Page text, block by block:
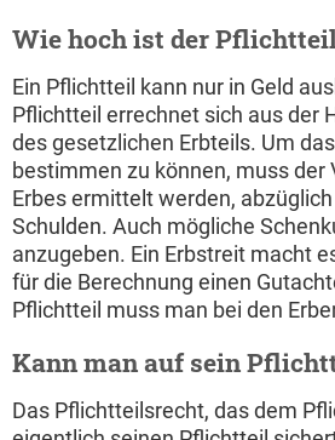
Wie hoch ist der
Ein Pflichtteil kann nur in Geld
Pflichtteil errechnet sich aus der
des gesetzlichen Erbteils. Um
bestimmen zu können, muss der
Erbes ermittelt werden,
Schulden. Auch mögliche
anzugeben. Ein Erbstreit macht
für die Berechnung einen
Pflichtteil muss man bei den
Kann man auf sein
Das Pflichtteilsrecht, das dem